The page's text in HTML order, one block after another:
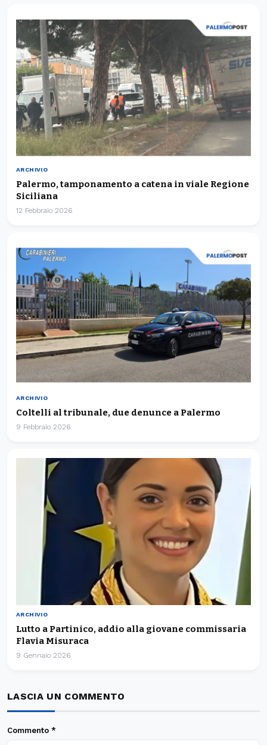
ARCHIVIO
Palermo, tamponamento a catena in viale Regione
Siciliana
12 Febbraio 2026
ARCHIVIO
Coltelli al tribunale, due denunce a Palermo
9 Febbraio 2026
ARCHIVIO
Lutto a Partinico, addio alla giovane commissaria
Flavia Misuraca
9 Gennaio 2026
LASCIA UN COMMENTO
Commento *